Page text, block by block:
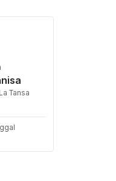
Tansa